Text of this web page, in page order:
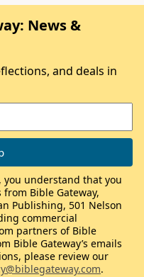
News &
and deals in
understand that you
Bible Gateway,
Publishing, 501 Nelson
commercial
partners of Bible
Bible Gateway’s emails
please review our
.